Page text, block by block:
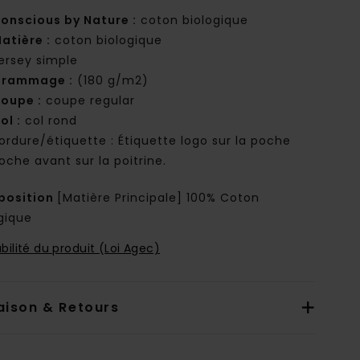
by Nature : coton biologique
: coton biologique
simple
: (180 g/m2)
: coupe regular
: col rond
étiquette : Étiquette logo sur la poche
avant sur la poitrine.
[Matière Principale] 100% Coton
du produit (Loi Agec)
& Retours